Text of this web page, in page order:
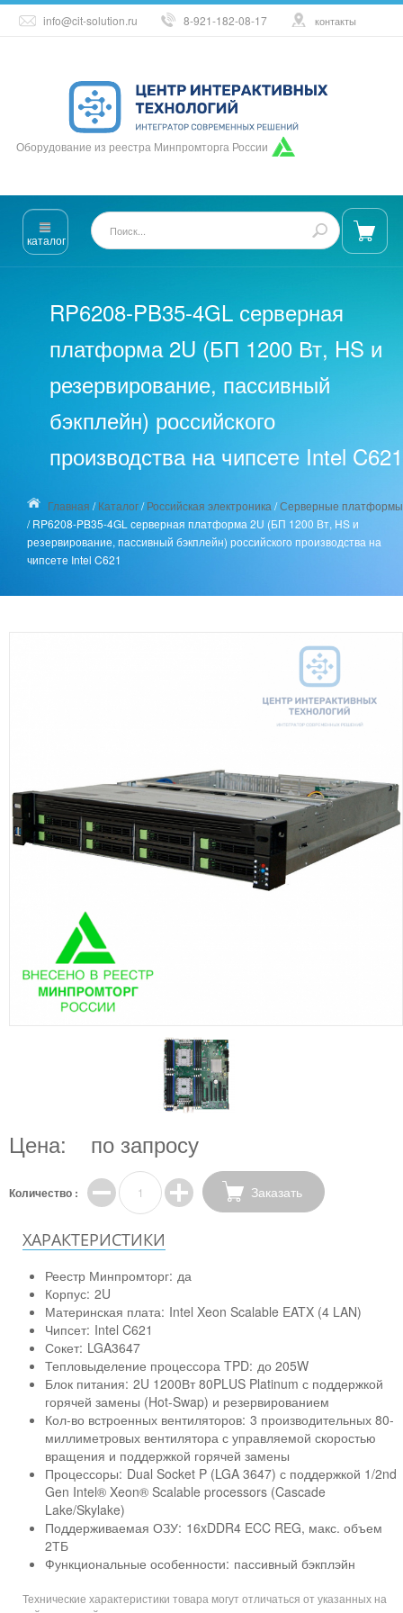
info@cit-solution.ru 8-921-182-08-17 контакты
Оборудование из реестра Минпромторга России
каталог
RP6208-PB35-4GL серверная
платформа 2U (БП 1200 Вт, HS и
резервирование, пассивный
бэкплейн) российского
производства на чипсете Intel C621
Главная /Каталог/Российская электроника /Серверные платформы
/RP6208-PB35-4GL серверная платформа 2U (БП 1200 Вт, HS и
резервирование, пассивный бэкплейн) российского производства на
чипсете Intel C621
Цена: по запросу
Количество : Заказать
ХАРАКТЕРИСТИКИ
Реестр Минпромторг: да
Корпус: 2U
Материнская плата: Intel Xeon Scalable EATX (4 LAN)
Чипсет: Intel C621
Сокет: LGA3647
Тепловыделение процессора TPD: до 205W
Блок питания: 2U 1200Вт 80PLUS Platinum с поддержкой
горячей замены (Hot-Swap) и резервированием
Кол-во встроенных вентиляторов: 3 производительных 80-
миллиметровых вентилятора с управляемой скоростью
вращения и поддержкой горячей замены
Процессоры: Dual Socket P (LGA 3647) с поддержкой 1/2nd
Gen Intel® Xeon® Scalable processors (Cascade
Lake/Skylake)
Поддерживаемая ОЗУ: 16xDDR4 ECC REG, макс. объем
2ТБ
Функциональные особенности: пассивный бэкплэйн
Технические характеристики товара могут отличаться от указанных на